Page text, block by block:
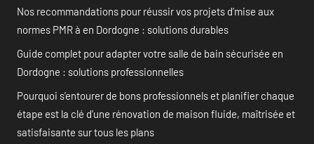
Nos recommandations pour réussir vos projets d’mise aux
normes PMR à en Dordogne : solutions durables
Guide complet pour adapter votre salle de bain sécurisée en
Dordogne : solutions professionnelles
Pourquoi s’entourer de bons professionnels et planifier chaque
étape est la clé d’une rénovation de maison fluide, maîtrisée et
satisfaisante sur tous les plans